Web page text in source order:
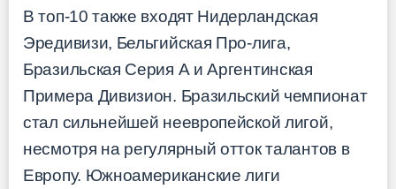
В топ-10 также входят Нидерландская
Эредивизи, Бельгийская Про-лига,
Бразильская Серия А и Аргентинская
Примера Дивизион. Бразильский чемпионат
стал сильнейшей неевропейской лигой,
несмотря на регулярный отток талантов в
Европу. Южноамериканские лиги